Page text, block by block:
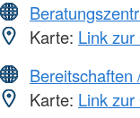
Karte: Link
Bereitschaften
Karte: Link